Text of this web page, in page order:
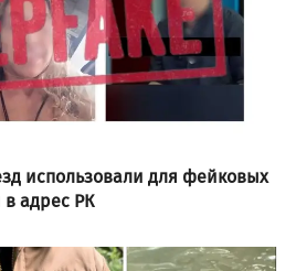
использовали для фейковых
адрес РК